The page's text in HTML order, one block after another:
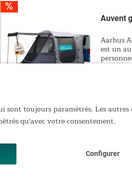
Auvent
Aarhus
est un
DETAILS
sont toujours paramétrés. Les autres
qu'avec votre consentement.
Configurer